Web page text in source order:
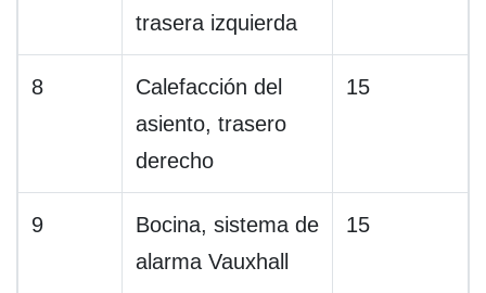
trasera izquierda
8
Calefacción del
asiento, trasero
derecho
15
9
Bocina, sistema de
alarma Vauxhall
15